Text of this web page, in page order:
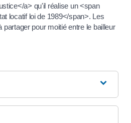
a> qu'il réalise un <span
locatif loi de 1989</span>. Les
pour moitié entre le bailleur